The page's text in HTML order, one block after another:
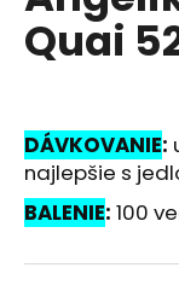
0,0
z
Quai
DÁVKOVANIE:
najlepšie s
BALENIE: 100
á
j
ť
?